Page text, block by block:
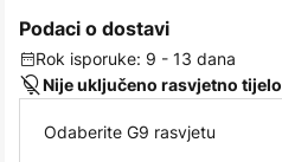
Podaci o dostavi
Rok isporuke: 9 - 13 dana
Nije uključeno rasvjetno tijelo
Odaberite G9 rasvjetu